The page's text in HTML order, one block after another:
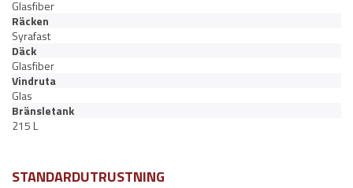
Glasfiber
Räcken
Syrafast
Däck
Glasfiber
Vindruta
Glas
Bränsletank
215 L
STANDARDUTRUSTNING